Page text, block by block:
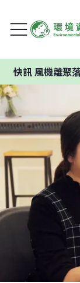
離聚落、學校過